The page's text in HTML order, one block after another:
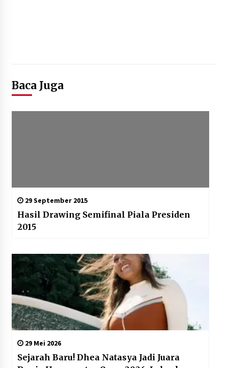
Baca Juga
29 September 2015
Hasil Drawing Semifinal Piala Presiden
2015
29 Mei 2026
Sejarah Baru! Dhea Natasya Jadi Juara